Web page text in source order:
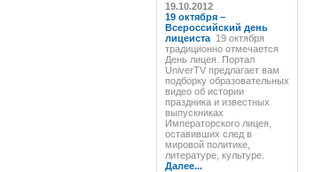
19.10.2012
19 октября –
Всероссийский день
лицеиста 19 октября
традиционно отмечается
День лицея. Портал
UniverTV предлагает вам
подборку образовательных
видео об истории
праздника и известных
выпускниках
Императорского лицея,
оставивших след в
мировой политике,
литературе, культуре.
Далее...